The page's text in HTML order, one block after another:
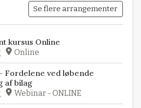
Se flere arrangementer
kursus Online
Online
Fordelene ved løbende
af bilag
Webinar - ONLINE